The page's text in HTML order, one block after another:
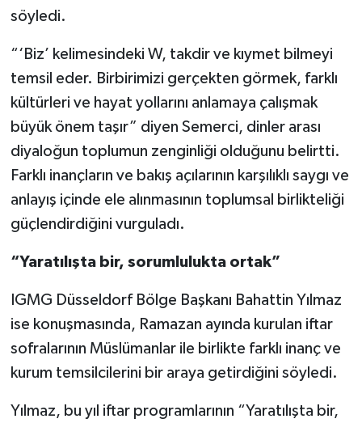
söyledi.
“‘Biz’ kelimesindeki W, takdir ve kıymet bilmeyi
temsil eder. Birbirimizi gerçekten görmek, farklı
kültürleri ve hayat yollarını anlamaya çalışmak
büyük önem taşır” diyen Semerci, dinler arası
diyaloğun toplumun zenginliği olduğunu belirtti.
Farklı inançların ve bakış açılarının karşılıklı saygı ve
anlayış içinde ele alınmasının toplumsal birlikteliği
güçlendirdiğini vurguladı.
“Yaratılışta bir, sorumlulukta ortak”
IGMG Düsseldorf Bölge Başkanı Bahattin Yılmaz
ise konuşmasında, Ramazan ayında kurulan iftar
sofralarının Müslümanlar ile birlikte farklı inanç ve
kurum temsilcilerini bir araya getirdiğini söyledi.
Yılmaz, bu yıl iftar programlarının “Yaratılışta bir,